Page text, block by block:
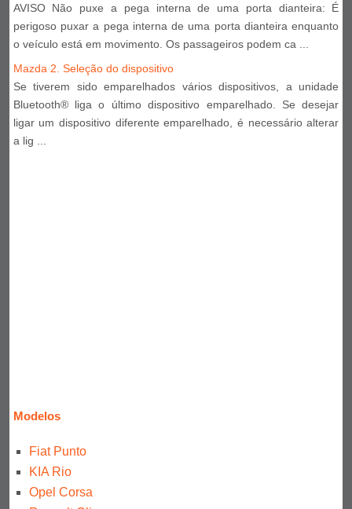
AVISO Não puxe a pega interna de uma porta dianteira: É
perigoso puxar a pega interna de uma porta dianteira enquanto
o veículo está em movimento. Os passageiros podem ca ...
Mazda 2. Seleção do dispositivo
Se tiverem sido emparelhados vários dispositivos, a unidade
Bluetooth® liga o último dispositivo emparelhado. Se desejar
ligar um dispositivo diferente emparelhado, é necessário alterar
a lig ...
Modelos
Fiat Punto
KIA Rio
Opel Corsa